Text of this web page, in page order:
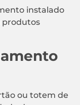
instalado
produtos
ou totem de